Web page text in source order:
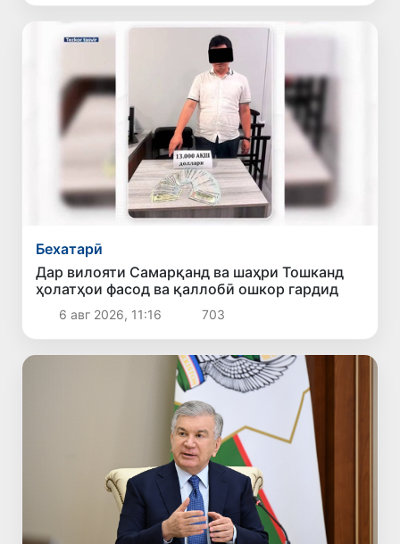
Бехатарӣ
Дар вилояти Самарқанд ва шаҳри Тошканд
ҳолатҳои фасод ва қаллобӣ ошкор гардид
6 авг 2026, 11:16 703